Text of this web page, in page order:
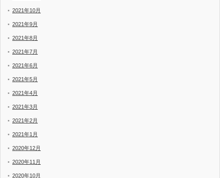
2021年10月
2021年9月
2021年8月
2021年7月
2021年6月
2021年5月
2021年4月
2021年3月
2021年2月
2021年1月
2020年12月
2020年11月
2020年10月